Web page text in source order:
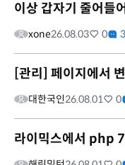
이상 갑자기 줄어들
xone26.08.03 0 3
[관리] 페이지에서
대한국인26.08.01 0
라이믹스에서 php